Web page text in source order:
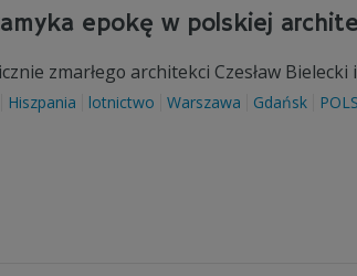
epokę w polskiej
zmarłego architekci Czesław Bielecki
Hiszpania lotnictwo Warszawa Gdańsk